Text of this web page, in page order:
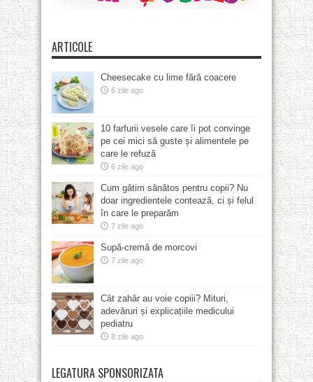
ARTICOLE
Cheesecake cu lime fără coacere
6 zile ago
10 farfurii vesele care îi pot convinge
pe cei mici să guste și alimentele pe
care le refuză
6 zile ago
Cum gătim sănătos pentru copii? Nu
doar ingredientele contează, ci și felul
în care le preparăm
7 zile ago
Supă-cremă de morcovi
7 zile ago
Cât zahăr au voie copiii? Mituri,
adevăruri și explicațiile medicului
pediatru
8 zile ago
LEGATURA SPONSORIZATA